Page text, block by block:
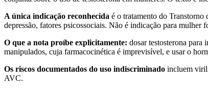
A única indicação reconhecida é o tratamento do
depressão, fatores psicossociais. Não é indicação para mulher
O que a nota proíbe explicitamente: dosar testosterona
manipulados, cuja farmacocinética é imprevisível, e usar o
Os riscos documentados do uso indiscriminado incluem
AVC.